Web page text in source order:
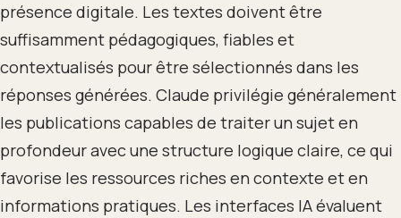
présence digitale. Les textes doivent être
suffisamment pédagogiques, fiables et
contextualisés pour être sélectionnés dans les
réponses générées. Claude privilégie généralement
les publications capables de traiter un sujet en
profondeur avec une structure logique claire, ce qui
favorise les ressources riches en contexte et en
informations pratiques. Les interfaces IA évaluent